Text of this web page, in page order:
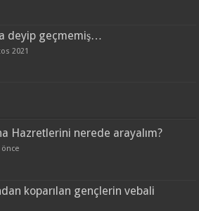
deyip geçmemiş…
2021
Hazretlerini nerede arayalım?
koparılan gençlerin vebali